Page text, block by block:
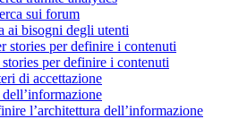
sui forum
ai bisogni degli utenti
stories per definire i contenuti
per definire i contenuti
di accettazione
l’architettura dell’informazione